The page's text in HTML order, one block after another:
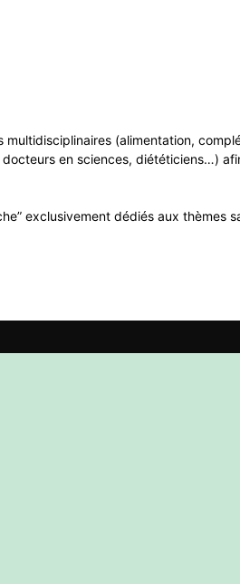
(alimentation,
en sciences, diététiciens…)
exclusivement dédiés aux thèmes